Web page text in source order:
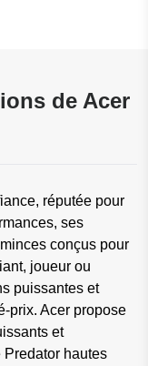
de Acer
réputée pour
ses
conçus pour
joueur ou
puissantes et
prix. Acer propose
et
hautes